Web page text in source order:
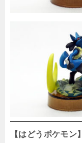
【はどうポケモン】